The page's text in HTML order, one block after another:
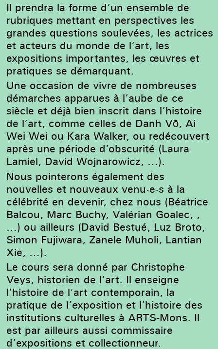
Il prendra la forme d’un ensemble de
rubriques mettant en perspectives les
grandes questions soulevées, les actrices
et acteurs du monde de l’art, les
expositions importantes, les œuvres et
pratiques se démarquant.
Une occasion de vivre de nombreuses
démarches apparues à l’aube de ce
siècle et déjà bien inscrit dans l’histoire
de l’art, comme celles de Danh Vō, Ai
Wei Wei ou Kara Walker, ou redécouvert
après une période d’obscurité (Laura
Lamiel, David Wojnarowicz, …).
Nous pointerons également des
nouvelles et nouveaux venu·e·s à la
célébrité en devenir, chez nous (Béatrice
Balcou, Marc Buchy, Valérian Goalec, ,
…) ou ailleurs (David Bestué, Luz Broto,
Simon Fujiwara, Zanele Muholi, Lantian
Xie, …).
Le cours sera donné par Christophe
Veys, historien de l’art. Il enseigne
l’histoire de l’art contemporain, la
pratique de l’exposition et l’histoire des
institutions culturelles à ARTS-Mons. Il
est par ailleurs aussi commissaire
d’expositions et collectionneur.